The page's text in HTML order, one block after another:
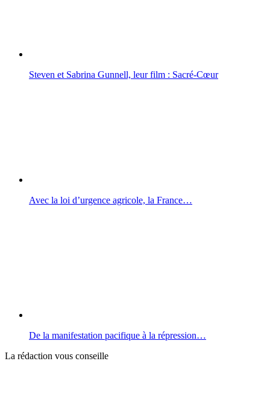
Steven et Sabrina Gunnell, leur film : Sacré-Cœur
Avec la loi d’urgence agricole, la France…
De la manifestation pacifique à la répression…
La rédaction vous conseille